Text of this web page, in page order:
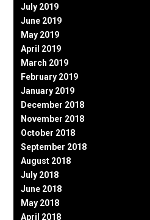
July 2019
June 2019
May 2019
April 2019
March 2019
February 2019
January 2019
December 2018
November 2018
October 2018
September 2018
August 2018
July 2018
June 2018
May 2018
April 2018